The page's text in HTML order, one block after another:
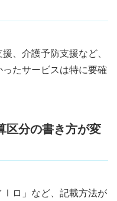
、介護予防支援など、
たサービスは特に要確
区分の書き方が変
ロ」など、記載方法が